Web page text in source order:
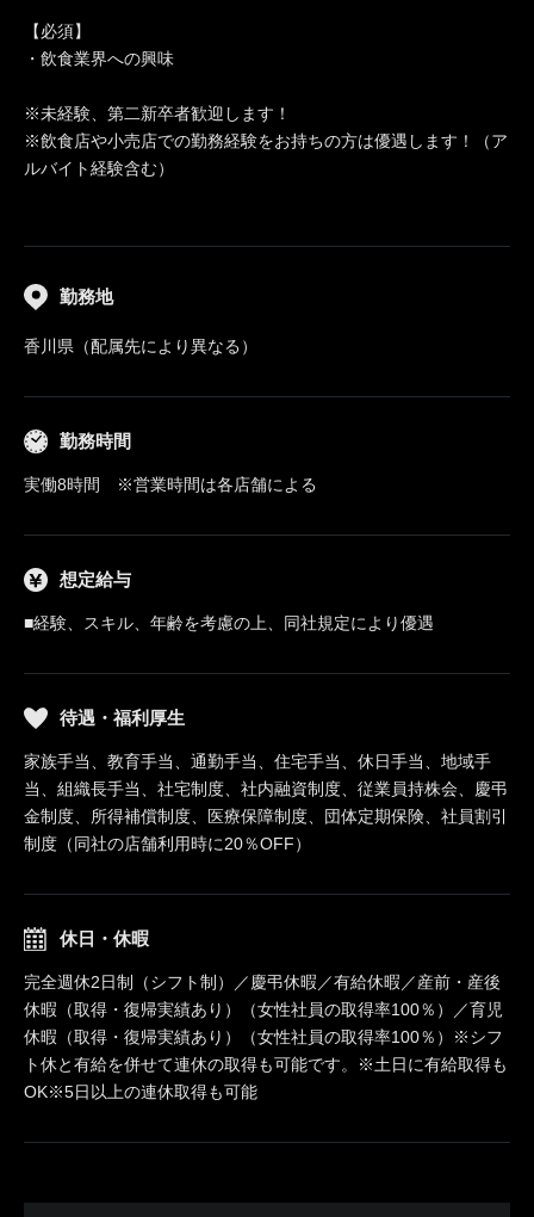
【必須】
・飲食業界への興味
※未経験、第二新卒者歓迎します！
※飲食店や小売店での勤務経験をお持ちの方は優遇します！（ア
ルバイト経験含む）
勤務地
香川県（配属先により異なる）
勤務時間
実働8時間 ※営業時間は各店舗による
想定給与
■経験、スキル、年齢を考慮の上、同社規定により優遇
待遇・福利厚生
家族手当、教育手当、通勤手当、住宅手当、休日手当、地域手
当、組織長手当、社宅制度、社内融資制度、従業員持株会、慶弔
金制度、所得補償制度、医療保障制度、団体定期保険、社員割引
制度（同社の店舗利用時に20％OFF）
休日・休暇
完全週休2日制（シフト制）／慶弔休暇／有給休暇／産前・産後
休暇（取得・復帰実績あり）（女性社員の取得率100％）／育児
休暇（取得・復帰実績あり）（女性社員の取得率100％）※シフ
ト休と有給を併せて連休の取得も可能です。※土日に有給取得も
OK※5日以上の連休取得も可能